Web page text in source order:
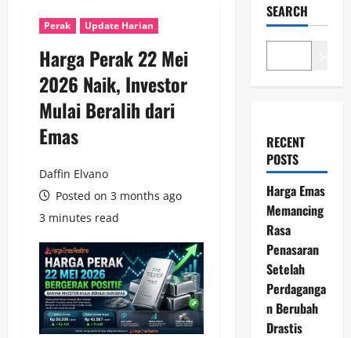
Perak Update Harian
Harga Perak 22 Mei
2026 Naik, Investor
Mulai Beralih dari
Emas
Daffin Elvano
Posted on 3 months ago
3 minutes read
SEARCH
RECENT
POSTS
Harga Emas
Memancing
Rasa
Penasaran
Setelah
Perdaganga
n Berubah
Drastis